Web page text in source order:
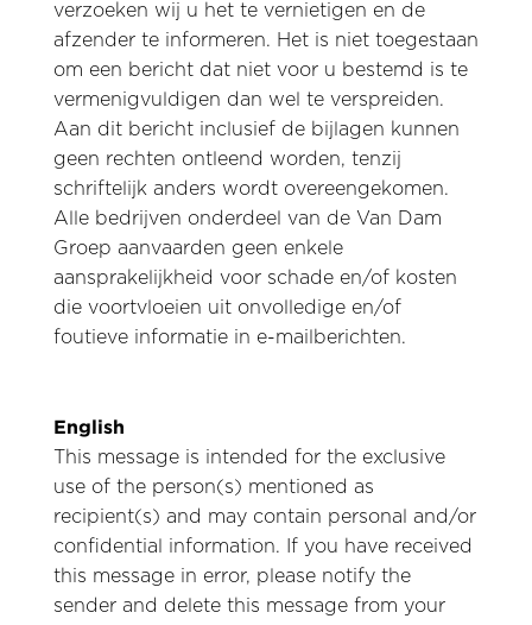
verzoeken wij u het te vernietigen en de
afzender te informeren. Het is niet toegestaan
om een bericht dat niet voor u bestemd is te
vermenigvuldigen dan wel te verspreiden.
Aan dit bericht inclusief de bijlagen kunnen
geen rechten ontleend worden, tenzij
schriftelijk anders wordt overeengekomen.
Alle bedrijven onderdeel van de Van Dam
Groep aanvaarden geen enkele
aansprakelijkheid voor schade en/of kosten
die voortvloeien uit onvolledige en/of
foutieve informatie in e-mailberichten.
English
This message is intended for the exclusive
use of the person(s) mentioned as
recipient(s) and may contain personal and/or
confidential information. If you have received
this message in error, please notify the
sender and delete this message from your